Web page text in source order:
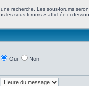
recherche. Les sous-forums
les sous-forums » affichée ci-
Oui Non